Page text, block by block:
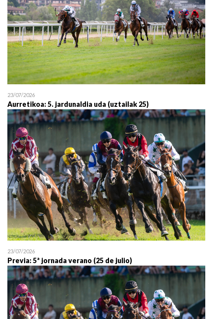
23/07/2026
Aurretikoa: 5. jardunaldia uda (uztailak 25)
23/07/2026
Previa: 5ª jornada verano (25 de julio)